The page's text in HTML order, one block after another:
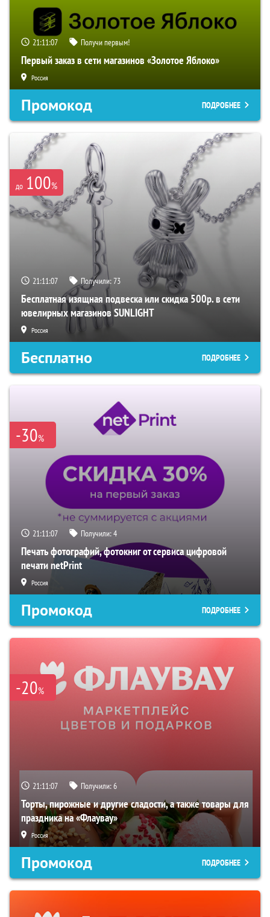
21:11:06 Получи первым!
Первый заказ в сети магазинов «Золотое Яблоко»
Россия
Промокод ПОДРОБНЕЕ
до 100%
21:11:06 Получили:73
Бесплатная изящная подвеска или скидка 500р. в сети
ювелирных магазинов SUNLIGHT
Россия
Бесплатно ПОДРОБНЕЕ
-30%
21:11:06 Получили:4
Печать фотографий, фотокниг от сервиса цифровой
печати netPrint
Россия
Промокод ПОДРОБНЕЕ
-20%
21:11:06 Получили:6
Торты, пирожные и другие сладости, а также товары для
праздника на «Флаувау»
Россия
Промокод ПОДРОБНЕЕ